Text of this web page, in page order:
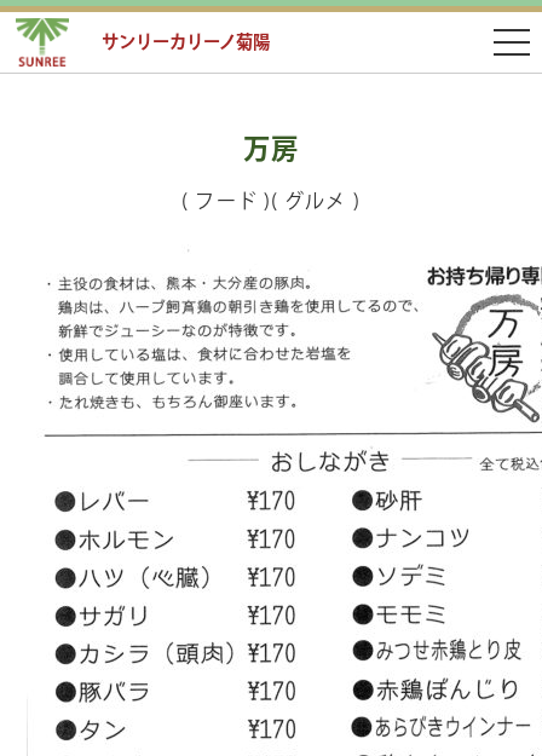
サンリーカリーノ菊陽
万房
( フード )( グルメ )